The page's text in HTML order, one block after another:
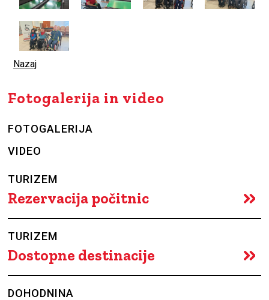
Nazaj
Fotogalerija in video
FOTOGALERIJA
VIDEO
TURIZEM
Rezervacija počitnic
TURIZEM
Dostopne destinacije
DOHODNINA